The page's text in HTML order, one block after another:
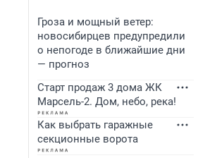
Гроза и мощный ветер:
новосибирцев предупредили
о непогоде в ближайшие дни
— прогноз
Старт продаж 3 дома ЖК
Марсель-2. Дом, небо, река!
Как выбрать гаражные
секционные ворота